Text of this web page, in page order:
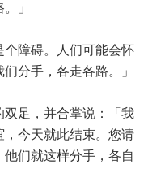
」
障碍。人们可能会怀
分手，各走各路。」
足，并合掌说：「我
今天就此结束。您请
们就这样分手，各自